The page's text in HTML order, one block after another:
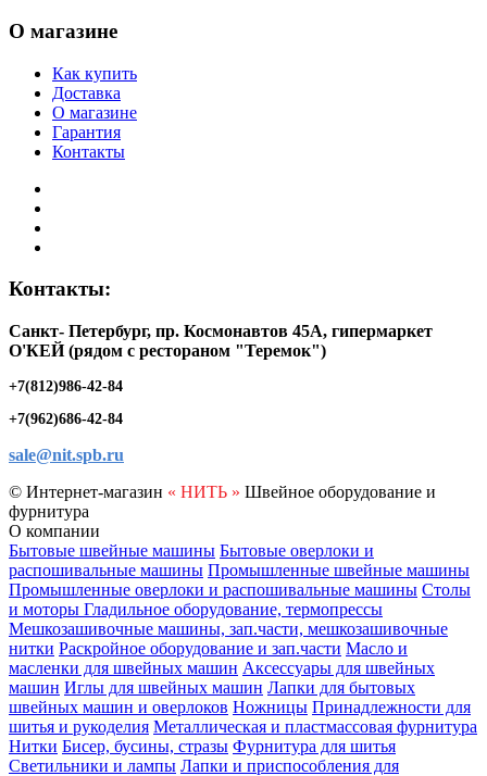
О магазине
Как купить
Доставка
О магазине
Гарантия
Контакты
Контакты:
Санкт- Петербург, пр. Космонавтов 45А, гипермаркет
O'КЕЙ (рядом с рестораном "Теремок")
+7(812)986-42-84
+7(962)686-42-84
sale@nit.spb.ru
© Интернет-магазин « НИТЬ » Швейное оборудование и
фурнитура
О компании
Бытовые швейные машины Бытовые оверлоки и
распошивальные машины Промышленные швейные машины
Промышленные оверлоки и распошивальные машины Столы
и моторы Гладильное оборудование, термопрессы
Мешкозашивочные машины, зап.части, мешкозашивочные
нитки Раскройное оборудование и зап.части Масло и
масленки для швейных машин Аксессуары для швейных
машин Иглы для швейных машин Лапки для бытовых
швейных машин и оверлоков Ножницы Принадлежности для
шитья и рукоделия Металлическая и пластмассовая фурнитура
Нитки Бисер, бусины, стразы Фурнитура для шитья
Светильники и лампы Лапки и приспособления для